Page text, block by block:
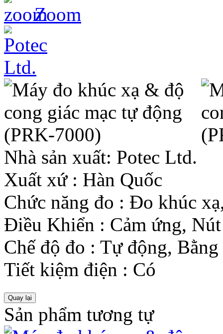
Zoom
Nhà sản xuất: Potec Ltd.
Xuất xứ: Hàn Quốc
Chức năng đo : Đo khúc
Điều Khiển : Cảm ứng,
Chế độ đo : Tự động, Bằng
Tiết kiệm điện : Có
Sản phẩm tương tự